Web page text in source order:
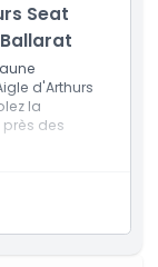
Seat
d'Arthurs
la
des